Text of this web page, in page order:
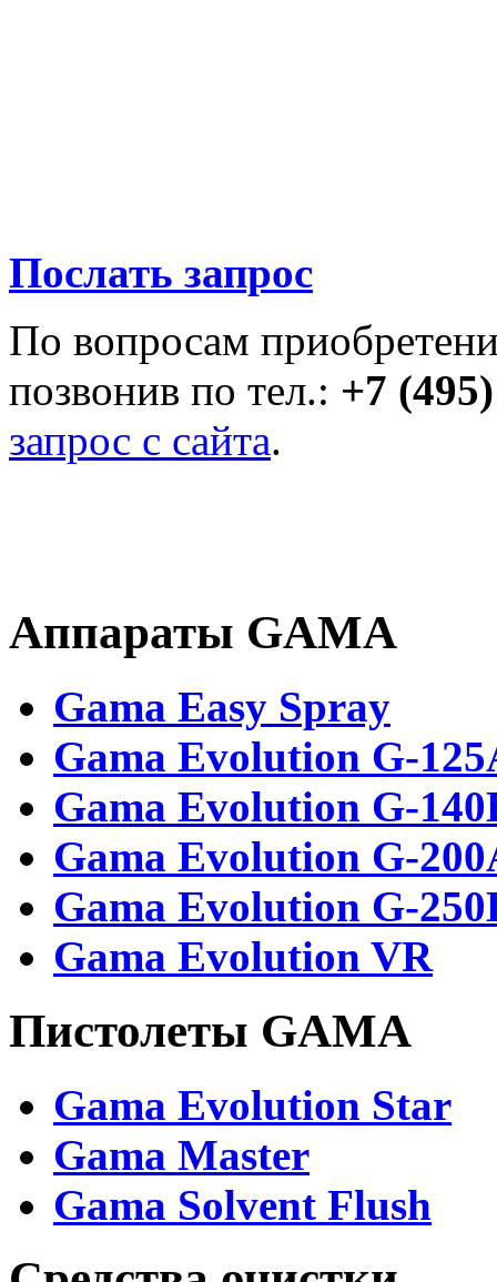
Послать запрос
По вопросам
позвонив по тел.: +7
запрос с сайта.
Аппараты GAMA
Gama Easy Spray
Gama Evolution G-
Gama Evolution G-
Gama Evolution G-
Gama Evolution G-
Gama Evolution VR
Пистолеты GAMA
Gama Evolution Star
Gama Master
Gama Solvent Flush